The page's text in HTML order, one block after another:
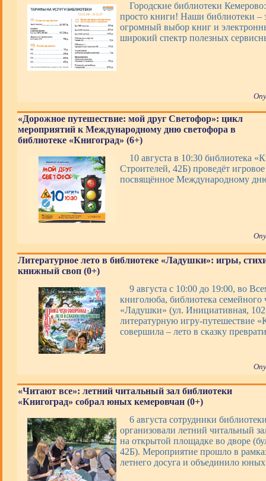
Городские библиотеки
просто книги! Наши библиотеки –
огромный выбор книг и
широкий спектр полезных
«Дорожное путешествие: мой друг Светофор»: цикл
мероприятий к Международному дню светофора в
библиотеке «Книгоград» (6+)
10 августа в 10:30 библиотека
Строителей, 42Б) проведёт игровое
посвящённое Международному
Литературное лето в библиотеке «Ладушки»: игры,
книжный своп (0+)
9 августа с 10:00 до 19:00, во
книголюба, библиотека семейного
«Ладушки» (ул. Инициативная,
литературную игру-путешествие
совершила – лето в сказку
«Читают все»: летний читальный зал библиотеки
«Книгоград» собрал юных кемеровчан (0+)
6 августа сотрудники
организовали летний читальный
на открытой площадке во дворе
42Б). Мероприятие прошло в
летнего досуга и объединило